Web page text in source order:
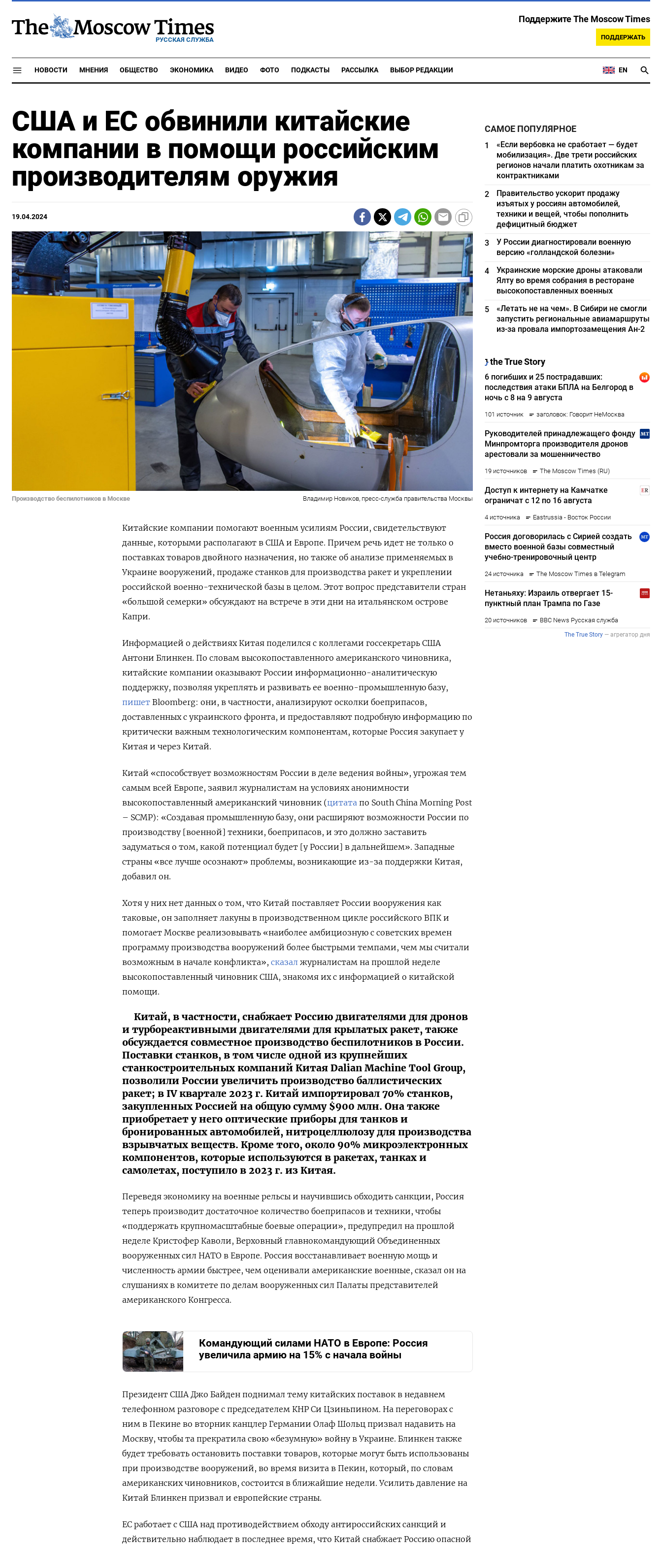
РУССКАЯ СЛУЖБА
Поддержите The Moscow Times
ПОДДЕРЖАТЬ
НОВОСТИ МНЕНИЯ ОБЩЕСТВО ЭКОНОМИКА ВИДЕО ФОТО ПОДКАСТЫ РАССЫЛКА ВЫБОР РЕДАКЦИИ EN
США и ЕС обвинили китайские
компании в помощи российским
производителям оружия
19.04.2024
Производство беспилотников в Москве Владимир Новиков, пресс-служба правительства Москвы
Китайские компании помогают военным усилиям России, свидетельствуют
данные, которыми располагают в США и Европе. Причем речь идет не только о
поставках товаров двойного назначения, но также об анализе применяемых в
Украине вооружений, продаже станков для производства ракет и укреплении
российской военно-технической базы в целом. Этот вопрос представители стран
«большой семерки» обсуждают на встрече в эти дни на итальянском острове
Капри.
Информацией о действиях Китая поделился с коллегами госсекретарь США
Антони Блинкен. По словам высокопоставленного американского чиновника,
китайские компании оказывают России информационно-аналитическую
поддержку, позволяя укреплять и развивать ее военно-промышленную базу,
пишет Bloomberg: они, в частности, анализируют осколки боеприпасов,
доставленных с украинского фронта, и предоставляют подробную информацию по
критически важным технологическим компонентам, которые Россия закупает у
Китая и через Китай.
Китай «способствует возможностям России в деле ведения войны», угрожая тем
самым всей Европе, заявил журналистам на условиях анонимности
высокопоставленный американский чиновник (цитата по South China Morning Post
– SCMP): «Создавая промышленную базу, они расширяют возможности России по
производству [военной] техники, боеприпасов, и это должно заставить
задуматься о том, какой потенциал будет [у России] в дальнейшем». Западные
страны «все лучше осознают» проблемы, возникающие из-за поддержки Китая,
добавил он.
Хотя у них нет данных о том, что Китай поставляет России вооружения как
таковые, он заполняет лакуны в производственном цикле российского ВПК и
помогает Москве реализовывать «наиболее амбициозную с советских времен
программу производства вооружений более быстрыми темпами, чем мы считали
возможным в начале конфликта», сказал журналистам на прошлой неделе
высокопоставленный чиновник США, знакомя их с информацией о китайской
помощи.
Китай, в частности, снабжает Россию двигателями для дронов
и турбореактивными двигателями для крылатых ракет, также
обсуждается совместное производство беспилотников в России.
Поставки станков, в том числе одной из крупнейших
станкостроительных компаний Китая Dalian Machine Tool Group,
позволили России увеличить производство баллистических
ракет; в IV квартале 2023 г. Китай импортировал 70% станков,
закупленных Россией на общую сумму $900 млн. Она также
приобретает у него оптические приборы для танков и
бронированных автомобилей, нитроцеллюлозу для производства
взрывчатых веществ. Кроме того, около 90% микроэлектронных
компонентов, которые используются в ракетах, танках и
самолетах, поступило в 2023 г. из Китая.
Переведя экономику на военные рельсы и научившись обходить санкции, Россия
теперь производит достаточное количество боеприпасов и техники, чтобы
«поддержать крупномасштабные боевые операции», предупредил на прошлой
неделе Кристофер Каволи, Верховный главнокомандующий Объединенных
вооруженных сил НАТО в Европе. Россия восстанавливает военную мощь и
численность армии быстрее, чем оценивали американские военные, сказал он на
слушаниях в комитете по делам вооруженных сил Палаты представителей
американского Конгресса.
Командующий силами НАТО в Европе: Россия
увеличила армию на 15% с начала войны
Президент США Джо Байден поднимал тему китайских поставок в недавнем
телефонном разговоре с председателем КНР Си Цзиньпином. На переговорах с
ним в Пекине во вторник канцлер Германии Олаф Шольц призвал надавить на
Москву, чтобы та прекратила свою «безумную» войну в Украине. Блинкен также
будет требовать остановить поставки товаров, которые могут быть использованы
при производстве вооружений, во время визита в Пекин, который, по словам
американских чиновников, состоится в ближайшие недели. Усилить давление на
Китай Блинкен призвал и европейские страны.
ЕС работает с США над противодействием обходу антироссийских санкций и
действительно наблюдает в последнее время, что Китай снабжает Россию опасной
САМОЕ ПОПУЛЯРНОЕ
1
«Если вербовка не сработает — будет
мобилизация». Две трети российских
регионов начали платить охотникам за
контрактниками
2
Правительство ускорит продажу
изъятых у россиян автомобилей,
техники и вещей, чтобы пополнить
дефицитный бюджет
3
У России диагностировали военную
версию «голландской болезни»
4
Украинские морские дроны атаковали
Ялту во время собрания в ресторане
высокопоставленных военных
5
«Летать не на чем». В Сибири не смогли
запустить региональные авиамаршруты
из-за провала импортозамещения Ан-2